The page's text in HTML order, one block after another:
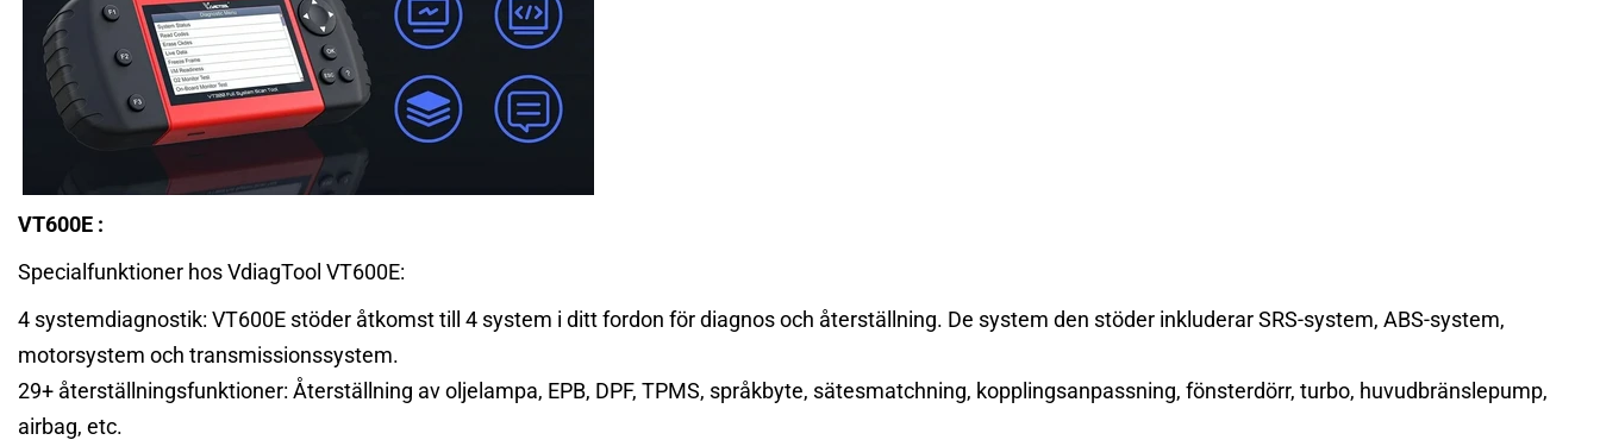
VT600E :
Specialfunktioner hos VdiagTool VT600E:
4 systemdiagnostik: VT600E stöder åtkomst till 4 system i ditt fordon för diagnos och återställning. De system den stöder inkluderar SRS-system, ABS-system,
motorsystem och transmissionssystem.
29+ återställningsfunktioner: Återställning av oljelampa, EPB, DPF, TPMS, språkbyte, sätesmatchning, kopplingsanpassning, fönsterdörr, turbo, huvudbränslepump,
airbag, etc.